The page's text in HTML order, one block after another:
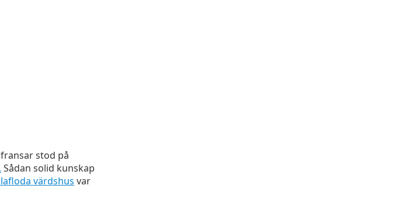
stod på
Sådan solid kunskap
värdshus var